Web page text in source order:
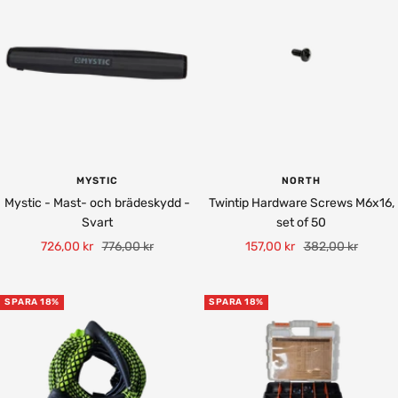
MYSTIC
Mystic - Mast- och brädeskydd -
Svart
Rea-
726,00 kr Pris
776,00 kr
NORTH
Twintip Hardware Screws M6x16,
set of 50
Rea-
157,00 kr Pris
382,00 kr
SPARA 18% SPARA 18%